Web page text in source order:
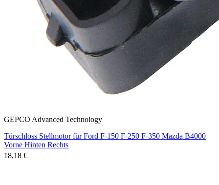
GEPCO Advanced Technology
Türschloss Stellmotor für Ford F-150 F-250 F-350 Mazda B4000
Vorne Hinten Rechts
18,18 €